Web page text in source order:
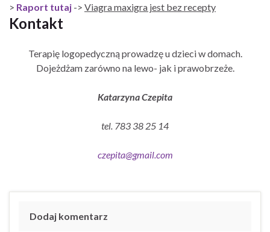
> Raport tutaj -> Viagra maxigra jest bez recepty
Kontakt
Terapię logopedyczną prowadzę u dzieci w domach.
Dojeżdżam zarówno na lewo- jak i prawobrzeże.
Katarzyna Czepita
tel. 783 38 25 14
czepita@gmail.com
Dodaj komentarz